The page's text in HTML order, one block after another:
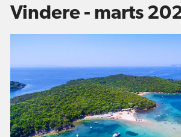
Vindere - marts